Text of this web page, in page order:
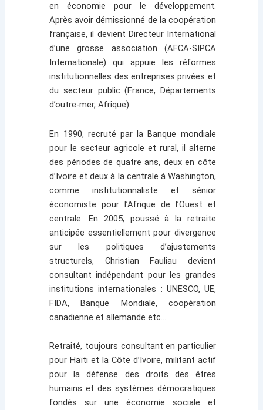
en économie pour le développement.
Après avoir démissionné de la coopération
française, il devient Directeur International
d’une grosse association (AFCA-SIPCA
Internationale) qui appuie les réformes
institutionnelles des entreprises privées et
du secteur public (France, Départements
d’outre-mer, Afrique).
En 1990, recruté par la Banque mondiale
pour le secteur agricole et rural, il alterne
des périodes de quatre ans, deux en côte
d’Ivoire et deux à la centrale à Washington,
comme institutionnaliste et sénior
économiste pour l’Afrique de l’Ouest et
centrale. En 2005, poussé à la retraite
anticipée essentiellement pour divergence
sur les politiques d’ajustements
structurels, Christian Fauliau devient
consultant indépendant pour les grandes
institutions internationales : UNESCO, UE,
FIDA, Banque Mondiale, coopération
canadienne et allemande etc…
Retraité, toujours consultant en particulier
pour Haïti et la Côte d’Ivoire, militant actif
pour la défense des droits des êtres
humains et des systèmes démocratiques
fondés sur une économie sociale et